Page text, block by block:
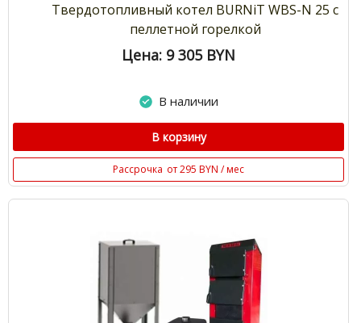
Твердотопливный котел BURNiT WBS-N 25 с
пеллетной горелкой
Цена: 9 305 BYN
В наличии
В корзину
Рассрочка от 295 BYN / мес